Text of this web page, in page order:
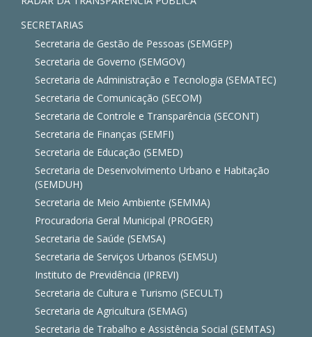
SECRETARIAS
Secretaria de Gestão de Pessoas (SEMGEP)
Secretaria de Governo (SEMGOV)
Secretaria de Administração e Tecnologia (SEMATEC)
Secretaria de Comunicação (SECOM)
Secretaria de Controle e Transparência (SECONT)
Secretaria de Finanças (SEMFI)
Secretaria de Educação (SEMED)
Secretaria de Desenvolvimento Urbano e Habitação
(SEMDUH)
Secretaria de Meio Ambiente (SEMMA)
Procuradoria Geral Municipal (PROGER)
Secretaria de Saúde (SEMSA)
Secretaria de Serviços Urbanos (SEMSU)
Instituto de Previdência (IPREVI)
Secretaria de Cultura e Turismo (SECULT)
Secretaria de Agricultura (SEMAG)
Secretaria de Trabalho e Assistência Social (SEMTAS)